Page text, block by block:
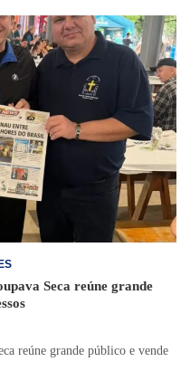
Seca reúne grande
reúne grande público e vende